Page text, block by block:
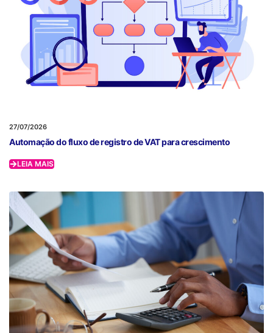
27/07/2026
Automação do fluxo de registro de VAT para crescimento
LEIA MAIS